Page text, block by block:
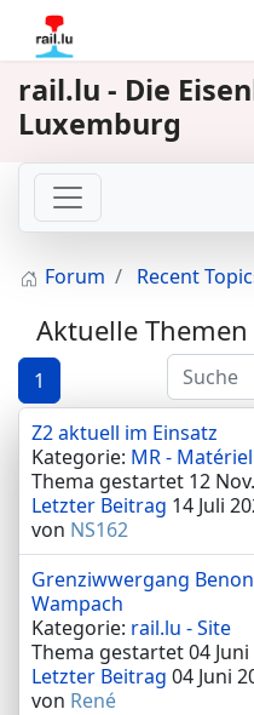
rail.lu - Die
Luxemburg
Forum Recent
Aktuelle Themen
1
Z2 aktuell im Einsatz
Kategorie: MR -
Thema gestartet 12
Letzter Beitrag 14 Juli
von NS162
Grenziwwergang
Wampach
Kategorie: rail.lu - Site
Thema gestartet 04 Juni
Letzter Beitrag 04 Juni
von René